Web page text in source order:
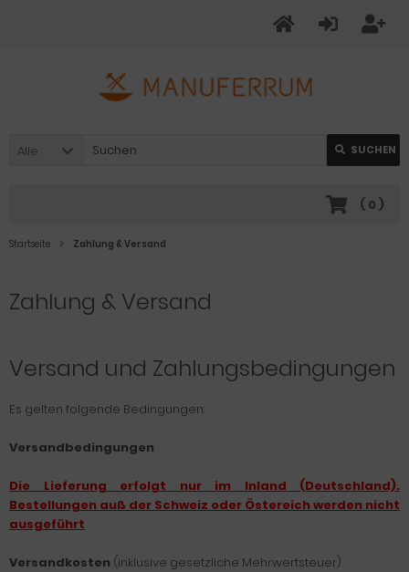
Alle SUCHEN
( 0 )
Startseite Zahlung & Versand
Zahlung & Versand
Versand und Zahlungsbedingungen
Es gelten folgende Bedingungen:
Versandbedingungen
Die Lieferung erfolgt nur im Inland (Deutschland).
Bestellungen auß der Schweiz oder Östereich werden nicht
ausgeführt
Versandkosten (inklusive gesetzliche Mehrwertsteuer)